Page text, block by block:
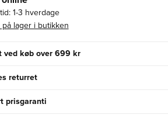
1-3 hverdage
på lager i butikken
ved køb over 699 kr
returret
prisgaranti